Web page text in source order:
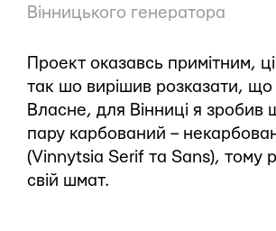
Вінницького генератора
Проект оказавсь примітним,
так шо вирішив розказати, що
Власне, для Вінниці я зробив
пару карбований –
(Vinnytsia Serif та Sans), тому
свій шмат.